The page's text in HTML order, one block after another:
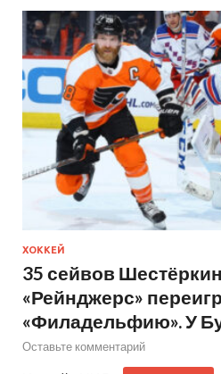
ХОККЕЙ
35 сейвов
«Рейнджерс»
«Филадельфию». У
Оставьте комментарий